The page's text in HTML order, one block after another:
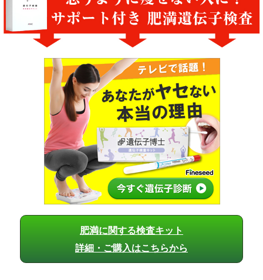
肥満に関する検査キット
詳細・ご購入はこちらから